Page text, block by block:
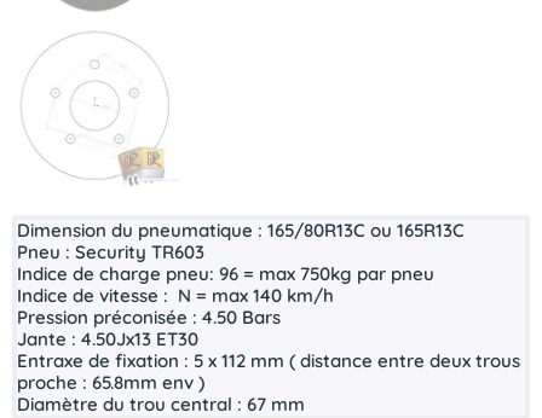
Dimension du pneumatique : 165/80R13C ou 165R13C
Pneu : Security TR603
Indice de charge pneu: 96 = max 750kg par pneu
Indice de vitesse : N = max 140 km/h
Pression préconisée : 4.50 Bars
Jante : 4.50Jx13 ET30
Entraxe de fixation : 5 x 112 mm ( distance entre deux trous
proche : 65.8mm env )
Diamètre du trou central : 67 mm